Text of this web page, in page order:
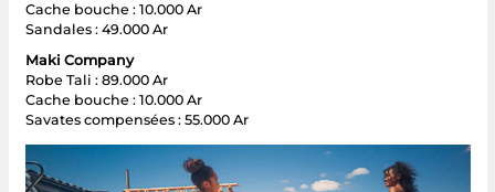
Cache bouche : 10.000 Ar
Sandales : 49.000 Ar
Maki Company
Robe Tali : 89.000 Ar
Cache bouche : 10.000 Ar
Savates compensées : 55.000 Ar